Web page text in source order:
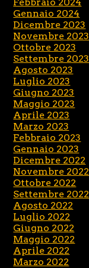
Gennaio 2024
Dicembre 2023
Novembre 2023
Ottobre 2023
Settembre 2023
Agosto 2023
Luglio 2023
Giugno 2023
Maggio 2023
Aprile 2023
Marzo 2023
Febbraio 2023
Gennaio 2023
Dicembre 2022
Novembre 2022
Ottobre 2022
Settembre 2022
Agosto 2022
Luglio 2022
Giugno 2022
Maggio 2022
Aprile 2022
Marzo 2022